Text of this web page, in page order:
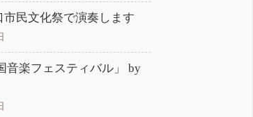
市民文化祭で演奏します
音楽フェスティバル」 by